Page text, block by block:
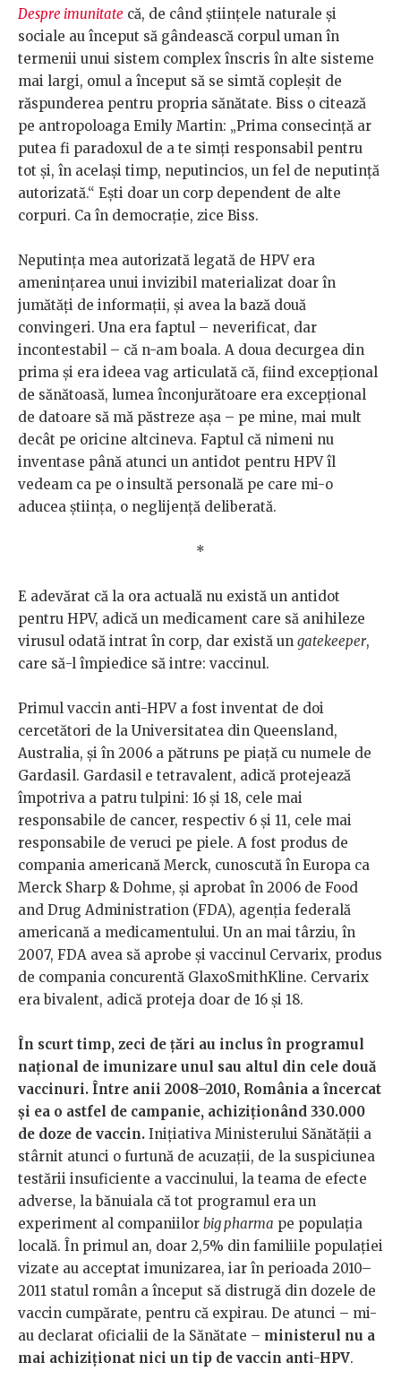
Despre imunitate că, de când științele naturale și
sociale au început să gândească corpul uman în
termenii unui sistem complex înscris în alte sisteme
mai largi, omul a început să se simtă copleșit de
răspunderea pentru propria sănătate. Biss o citează
pe antropoloaga Emily Martin: „Prima consecință ar
putea fi paradoxul de a te simți responsabil pentru
tot și, în același timp, neputincios, un fel de neputință
autorizată.“ Ești doar un corp dependent de alte
corpuri. Ca în democrație, zice Biss.
Neputința mea autorizată legată de HPV era
amenințarea unui invizibil materializat doar în
jumătăți de informații, și avea la bază două
convingeri. Una era faptul – neverificat, dar
incontestabil – că n-am boala. A doua decurgea din
prima și era ideea vag articulată că, fiind excepțional
de sănătoasă, lumea înconjurătoare era excepțional
de datoare să mă păstreze așa – pe mine, mai mult
decât pe oricine altcineva. Faptul că nimeni nu
inventase până atunci un antidot pentru HPV îl
vedeam ca pe o insultă personală pe care mi-o
aducea știința, o neglijență deliberată.
*
E adevărat că la ora actuală nu există un antidot
pentru HPV, adică un medicament care să anihileze
virusul odată intrat în corp, dar există un gatekeeper,
care să-l împiedice să intre: vaccinul.
Primul vaccin anti-HPV a fost inventat de doi
cercetători de la Universitatea din Queensland,
Australia, și în 2006 a pătruns pe piață cu numele de
Gardasil. Gardasil e tetravalent, adică protejează
împotriva a patru tulpini: 16 și 18, cele mai
responsabile de cancer, respectiv 6 și 11, cele mai
responsabile de veruci pe piele. A fost produs de
compania americană Merck, cunoscută în Europa ca
Merck Sharp & Dohme, și aprobat în 2006 de Food
and Drug Administration (FDA), agenția federală
americană a medicamentului. Un an mai târziu, în
2007, FDA avea să aprobe și vaccinul Cervarix, produs
de compania concurentă GlaxoSmithKline. Cervarix
era bivalent, adică proteja doar de 16 și 18.
În scurt timp, zeci de țări au inclus în programul
național de imunizare unul sau altul din cele două
vaccinuri. Între anii 2008–2010, România a încercat
și ea o astfel de campanie, achiziționând 330.000
de doze de vaccin. Inițiativa Ministerului Sănătății a
stârnit atunci o furtună de acuzații, de la suspiciunea
testării insuficiente a vaccinului, la teama de efecte
adverse, la bănuiala că tot programul era un
experiment al companiilor big pharma pe populația
locală. În primul an, doar 2,5% din familiile populației
vizate au acceptat imunizarea, iar în perioada 2010–
2011 statul român a început să distrugă din dozele de
vaccin cumpărate, pentru că expirau. De atunci – mi-
au declarat oficialii de la Sănătate – ministerul nu a
mai achiziționat nici un tip de vaccin anti-HPV.